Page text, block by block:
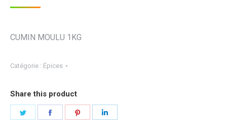
CUMIN MOULU 1KG
Catégorie : Épices
Share this product
Partager
Partager Partager